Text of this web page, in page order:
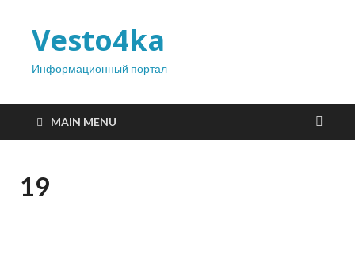
Vesto4ka
Информационный портал
MAIN MENU
19